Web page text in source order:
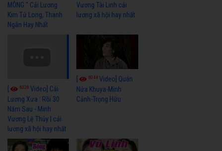
MÔNG " Cải Lương
Kim Tử Long, Thanh
Ngân Hay Nhất
Vương Tài Linh cải
lương xã hội hay nhất
6328 Video] Cải
Lương Xưa : Rồi 30
Năm Sau - Minh
Vương Lệ Thủy | cải
lương xã hội hay nhất
6044Video] Quán
Nửa Khuya-Minh
Cảnh-Trọng Hữu